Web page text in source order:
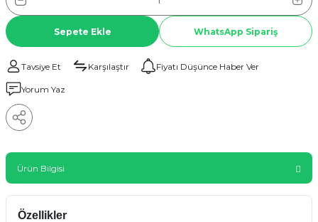
Sepete Ekle WhatsApp Sipariş
Tavsiye Et Karşılaştır Fiyatı Düşünce Haber Ver
Yorum Yaz
Ürün Bilgisi
Özellikler